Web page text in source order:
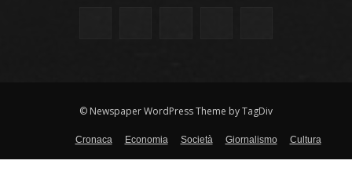
© Newspaper WordPress Theme by TagDiv
Cronaca Economia Società Giornalismo Cultura